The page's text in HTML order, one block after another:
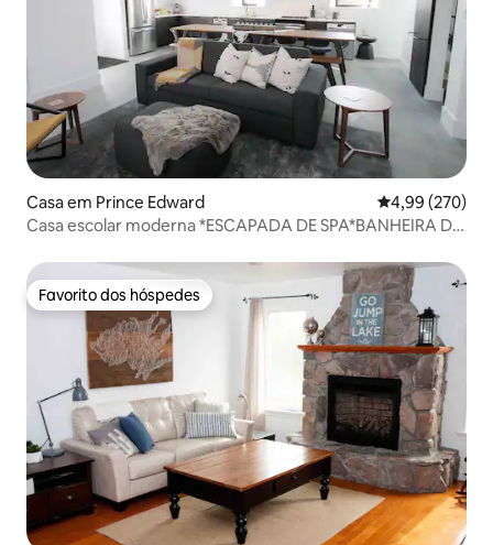
Casa em Prince Edward Classificação
4,99 (270)
Casa escolar moderna *ESCAPADA DE SPA*BANHEIRA DE
Favorito dos hóspedes
Favorito dos hóspedes